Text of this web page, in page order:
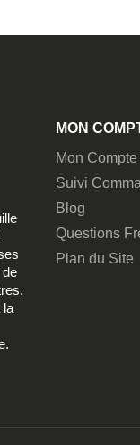
de
la
MON
Mon Compte
Suivi
Blog
Questions
Plan du Site